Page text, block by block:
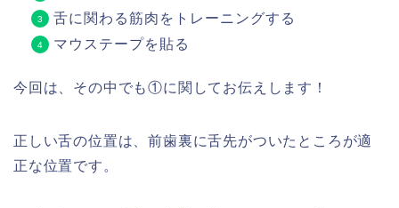
舌に関わる筋肉をトレーニングする
マウステープを貼る
今回は、その中でも①に関してお伝えします！
正しい舌の位置は、前歯裏に舌先がついたところが適
正な位置です。